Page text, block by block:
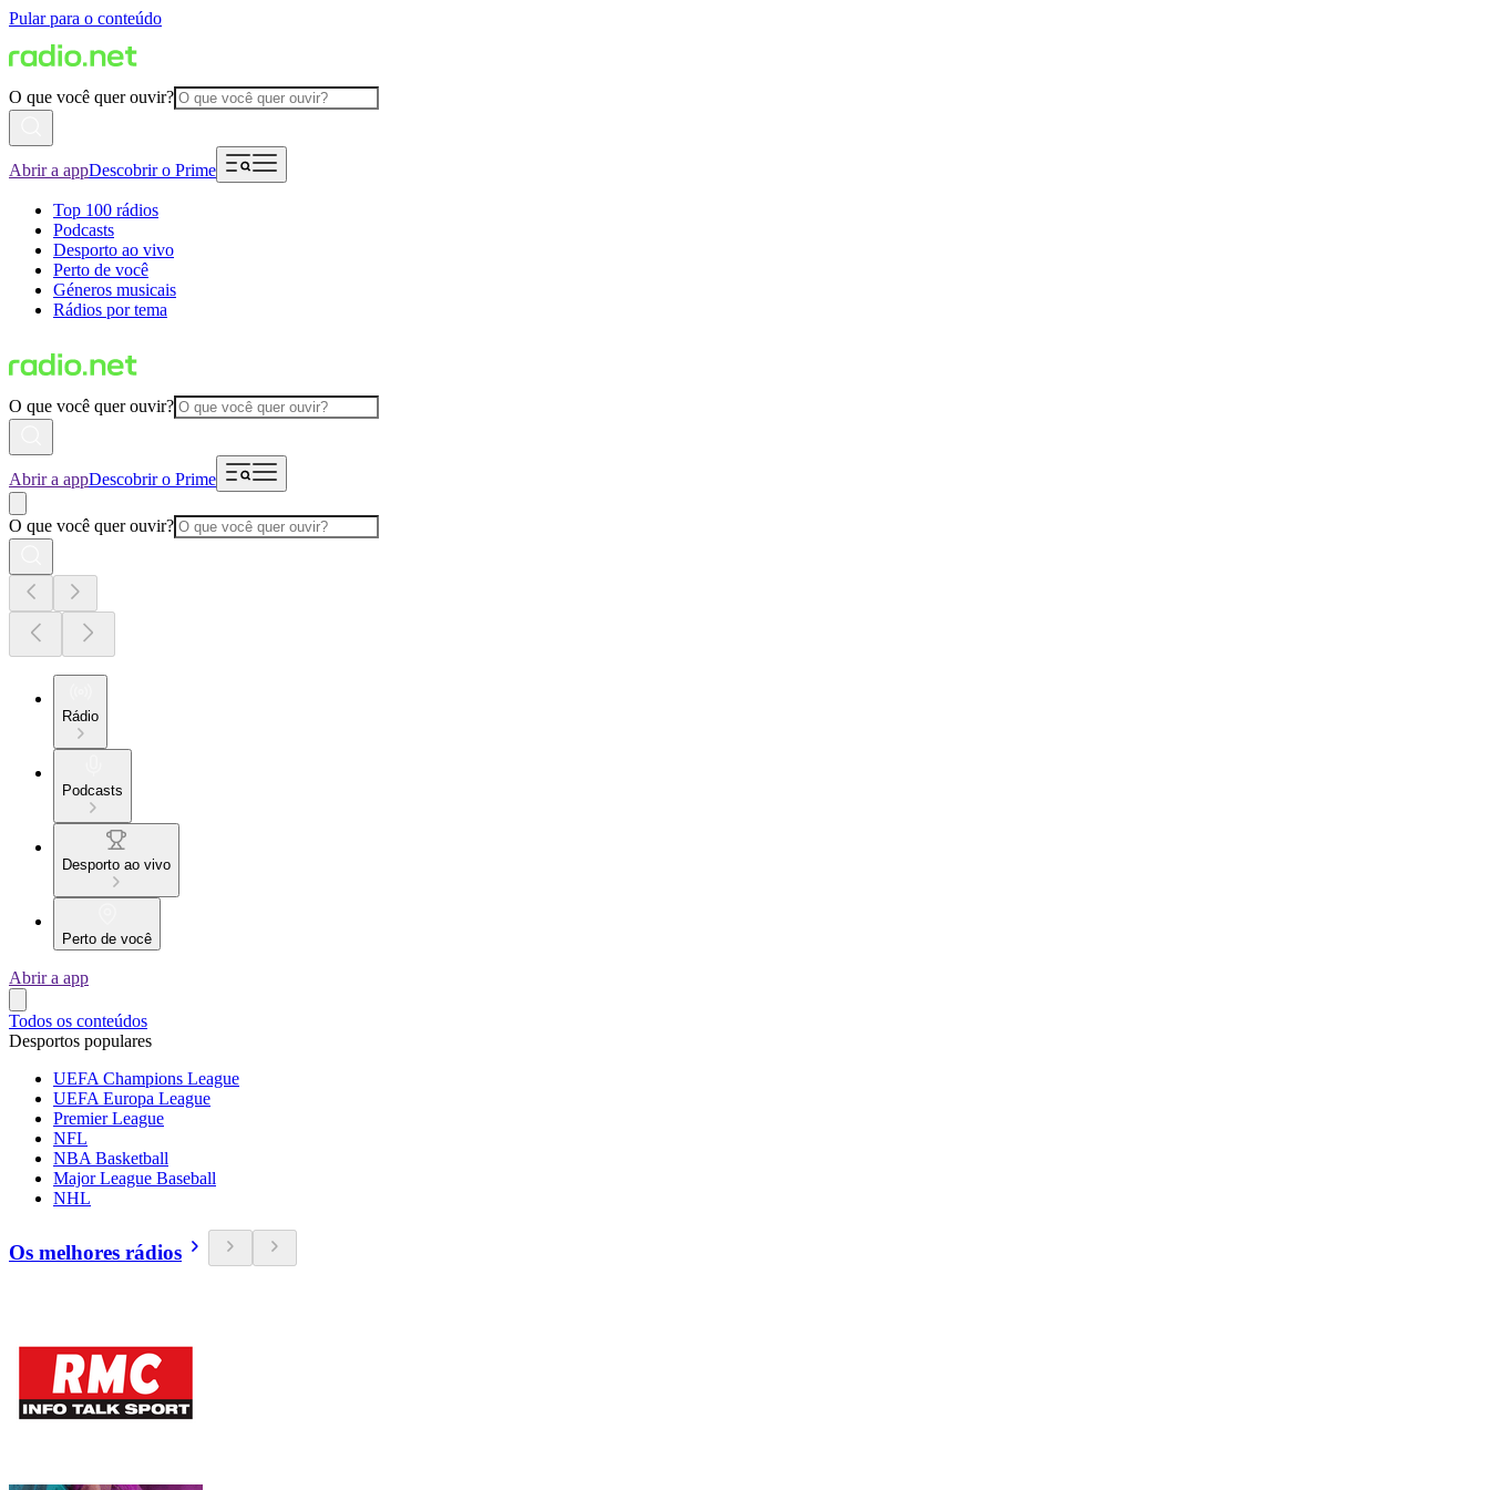
Pular para o conteúdo
O que você quer ouvir?
Abrir a appDescobrir o Prime
Top 100 rádios
Podcasts
Desporto ao vivo
Perto de você
Géneros musicais
Rádios por tema
O que você quer ouvir?
Abrir a appDescobrir o Prime
O que você quer ouvir?
Rádio
Podcasts
Desporto ao vivo
Perto de você
Abrir a app
Todos os conteúdos
Desportos populares
UEFA Champions League
UEFA Europa League
Premier League
NFL
NBA Basketball
Major League Baseball
NHL
Os melhores rádios